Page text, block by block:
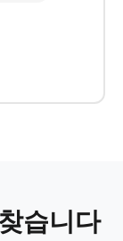
습니다